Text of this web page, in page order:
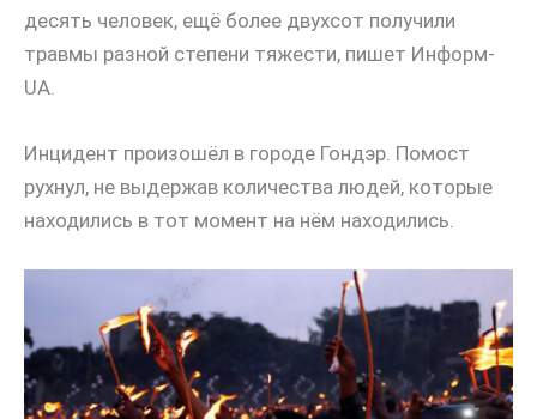
десять человек, ещё более двухсот получили
травмы разной степени тяжести, пишет Информ-
UA.
Инцидент произошёл в городе Гондэр. Помост
рухнул, не выдержав количества людей, которые
находились в тот момент на нём находились.